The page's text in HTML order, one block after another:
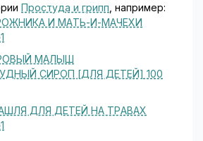
Простуда и грипп, например:
И МАТЬ-И-МАЧЕХИ
МАЛЫШ
СИРОП [ДЛЯ ДЕТЕЙ] 100
ДЛЯ ДЕТЕЙ НА ТРАВАХ